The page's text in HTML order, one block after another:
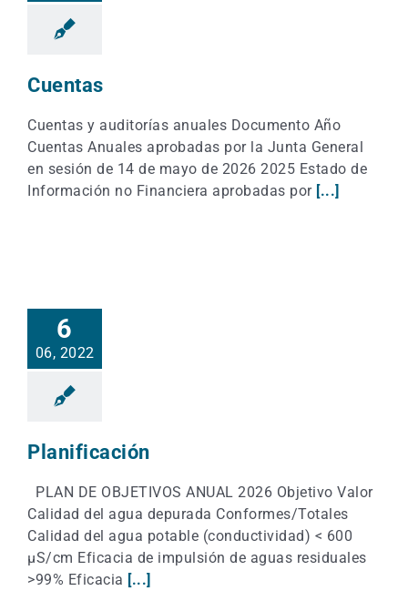
Cuentas
Cuentas y auditorías anuales Documento Año
Cuentas Anuales aprobadas por la Junta General
en sesión de 14 de mayo de 2026 2025 Estado de
Información no Financiera aprobadas por [...]
6
06, 2022
Planificación
PLAN DE OBJETIVOS ANUAL 2026 Objetivo Valor
Calidad del agua depurada Conformes/Totales
Calidad del agua potable (conductividad) < 600
μS/cm Eficacia de impulsión de aguas residuales
>99% Eficacia [...]